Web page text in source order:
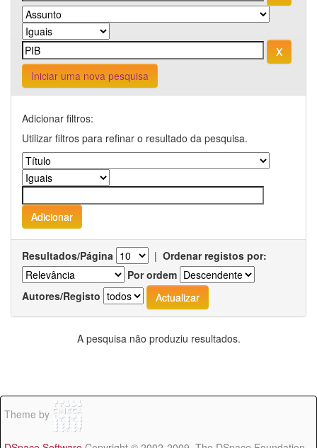
Iniciar uma nova pesquisa
Adicionar filtros:
Utilizar filtros para refinar o resultado da pesquisa.
Resultados/Página | Ordenar registos por:
Por ordem
Autores/Registo
A pesquisa não produziu resultados.
Theme by